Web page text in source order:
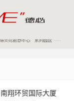
南翔环贸国际大厦